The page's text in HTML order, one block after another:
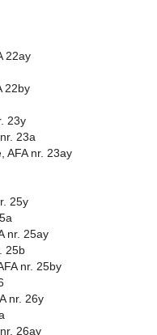
22ay
22by
23y
23a
AFA nr. 23ay
25y
nr. 25ay
25b
nr. 25by
nr. 26y
26ay